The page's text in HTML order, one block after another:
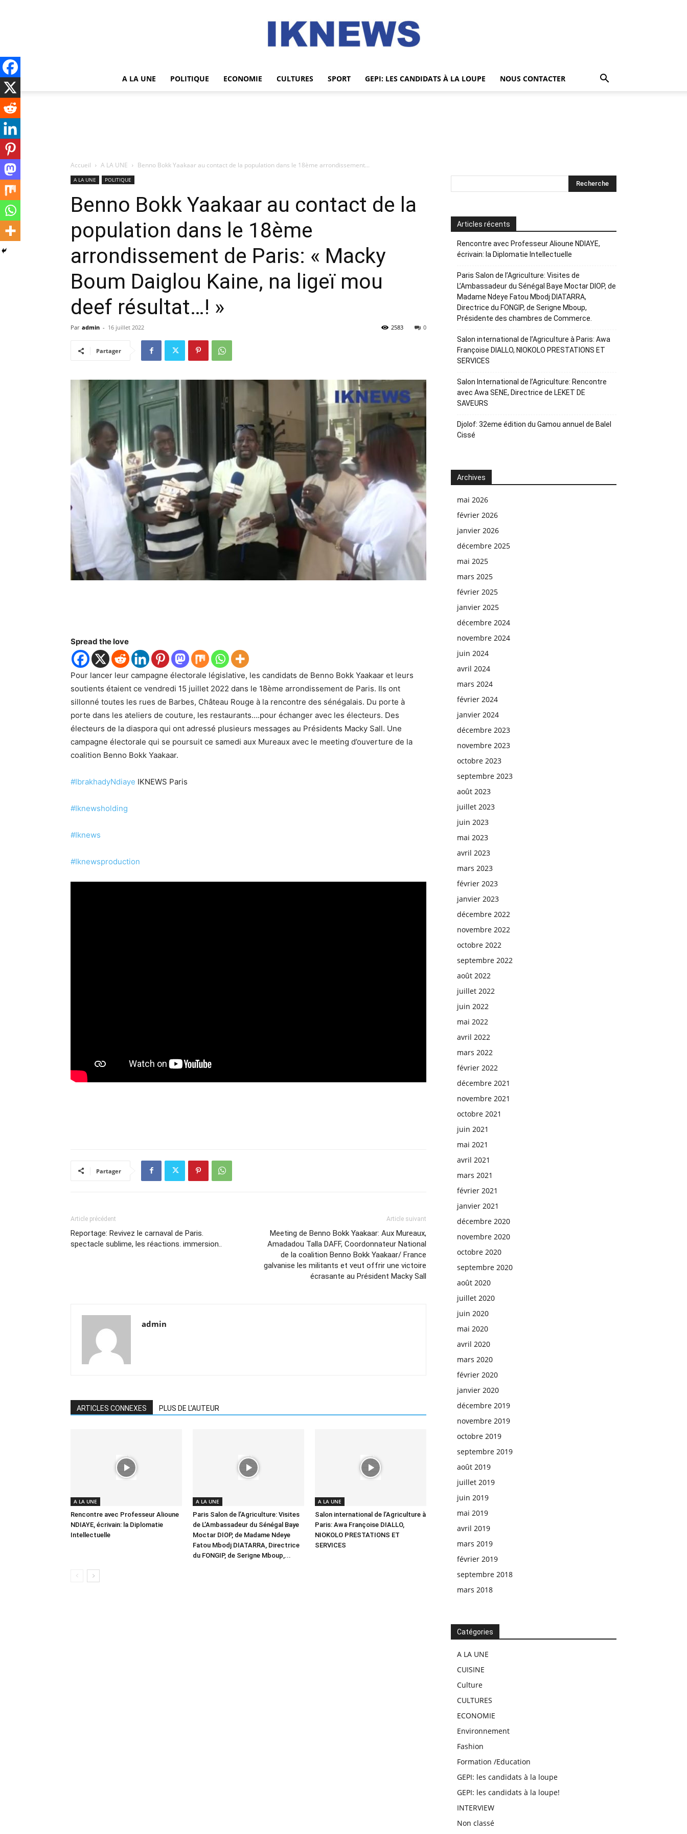
IKNEWS
A LA UNE POLITIQUE ECONOMIE CULTURES SPORT GEPI: LES CANDIDATS À LA LOUPE NOUS CONTACTER
Accueil A LA UNE Benno Bokk Yaakaar au contact de la population dans le 18ème arrondissement...
A LA UNE POLITIQUE
Benno Bokk Yaakaar au contact de la
population dans le 18ème
arrondissement de Paris: « Macky
Boum Daiglou Kaine, na ligeï mou
deef résultat…! »
Par admin - 16 juillet 2022 0
2583
Partager
Spread the love
Pour lancer leur campagne électorale législative, les candidats de Benno Bokk Yaakaar et leurs
soutients étaient ce vendredi 15 juillet 2022 dans le 18ème arrondissement de Paris. Ils ont
sillonné toutes les rues de Barbes, Château Rouge à la rencontre des sénégalais. Du porte à
porte dans les ateliers de couture, les restaurants….pour échanger avec les électeurs. Des
électeurs de la diaspora qui ont adressé plusieurs messages au Présidents Macky Sall. Une
campagne électorale qui se poursuit ce samedi aux Mureaux avec le meeting d’ouverture de la
coalition Benno Bokk Yaakaar.
#IbrakhadyNdiaye IKNEWS Paris
#Iknewsholding
#Iknews
#Iknewsproduction
Partager
Article précédent
Reportage: Revivez le carnaval de Paris.
spectacle sublime, les réactions. immersion..
Article suivant
Meeting de Benno Bokk Yaakaar: Aux Mureaux,
Amadadou Talla DAFF, Coordonnateur National
de la coalition Benno Bokk Yaakaar/ France
galvanise les militants et veut offrir une victoire
écrasante au Président Macky Sall
admin
ARTICLES CONNEXES PLUS DE L'AUTEUR
A LA UNE
Rencontre avec Professeur Alioune
NDIAYE, écrivain: la Diplomatie
Intellectuelle
A LA UNE
Paris Salon de l’Agriculture: Visites
de L’Ambassadeur du Sénégal Baye
Moctar DIOP, de Madame Ndeye
Fatou Mbodj DIATARRA, Directrice
du FONGIP, de Serigne Mboup,...
A LA UNE
Salon international de l’Agriculture à
Paris: Awa Françoise DIALLO,
NIOKOLO PRESTATIONS ET
SERVICES
Articles récents
Rencontre avec Professeur Alioune NDIAYE,
écrivain: la Diplomatie Intellectuelle
Paris Salon de l’Agriculture: Visites de
L’Ambassadeur du Sénégal Baye Moctar DIOP, de
Madame Ndeye Fatou Mbodj DIATARRA,
Directrice du FONGIP, de Serigne Mboup,
Présidente des chambres de Commerce.
Salon international de l’Agriculture à Paris: Awa
Françoise DIALLO, NIOKOLO PRESTATIONS ET
SERVICES
Salon International de l’Agriculture: Rencontre
avec Awa SENE, Directrice de LEKET DE
SAVEURS
Djolof: 32eme édition du Gamou annuel de Balel
Cissé
Archives
mai 2026
février 2026
janvier 2026
décembre 2025
mai 2025
mars 2025
février 2025
janvier 2025
décembre 2024
novembre 2024
juin 2024
avril 2024
mars 2024
février 2024
janvier 2024
décembre 2023
novembre 2023
octobre 2023
septembre 2023
août 2023
juillet 2023
juin 2023
mai 2023
avril 2023
mars 2023
février 2023
janvier 2023
décembre 2022
novembre 2022
octobre 2022
septembre 2022
août 2022
juillet 2022
juin 2022
mai 2022
avril 2022
mars 2022
février 2022
décembre 2021
novembre 2021
octobre 2021
juin 2021
mai 2021
avril 2021
mars 2021
février 2021
janvier 2021
décembre 2020
novembre 2020
octobre 2020
septembre 2020
août 2020
juillet 2020
juin 2020
mai 2020
avril 2020
mars 2020
février 2020
janvier 2020
décembre 2019
novembre 2019
octobre 2019
septembre 2019
août 2019
juillet 2019
juin 2019
mai 2019
avril 2019
mars 2019
février 2019
septembre 2018
mars 2018
Catégories
A LA UNE
CUISINE
Culture
CULTURES
ECONOMIE
Environnement
Fashion
Formation /Education
GEPI: les candidats à la loupe
GEPI: les candidats à la loupe!
INTERVIEW
Non classé